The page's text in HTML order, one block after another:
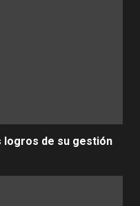
logros de su gestión